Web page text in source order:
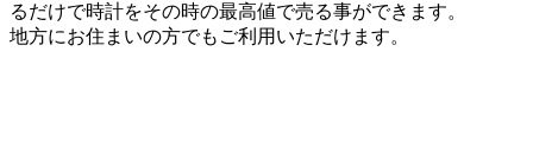
るだけで時計をその時の最高値で売る事ができます。
地方にお住まいの方でもご利用いただけます。